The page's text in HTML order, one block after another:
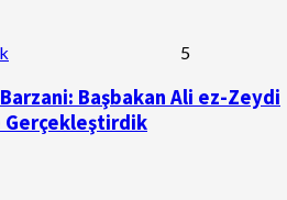
5
Başbakan Ali ez-Zeydi
Gerçekleştirdik